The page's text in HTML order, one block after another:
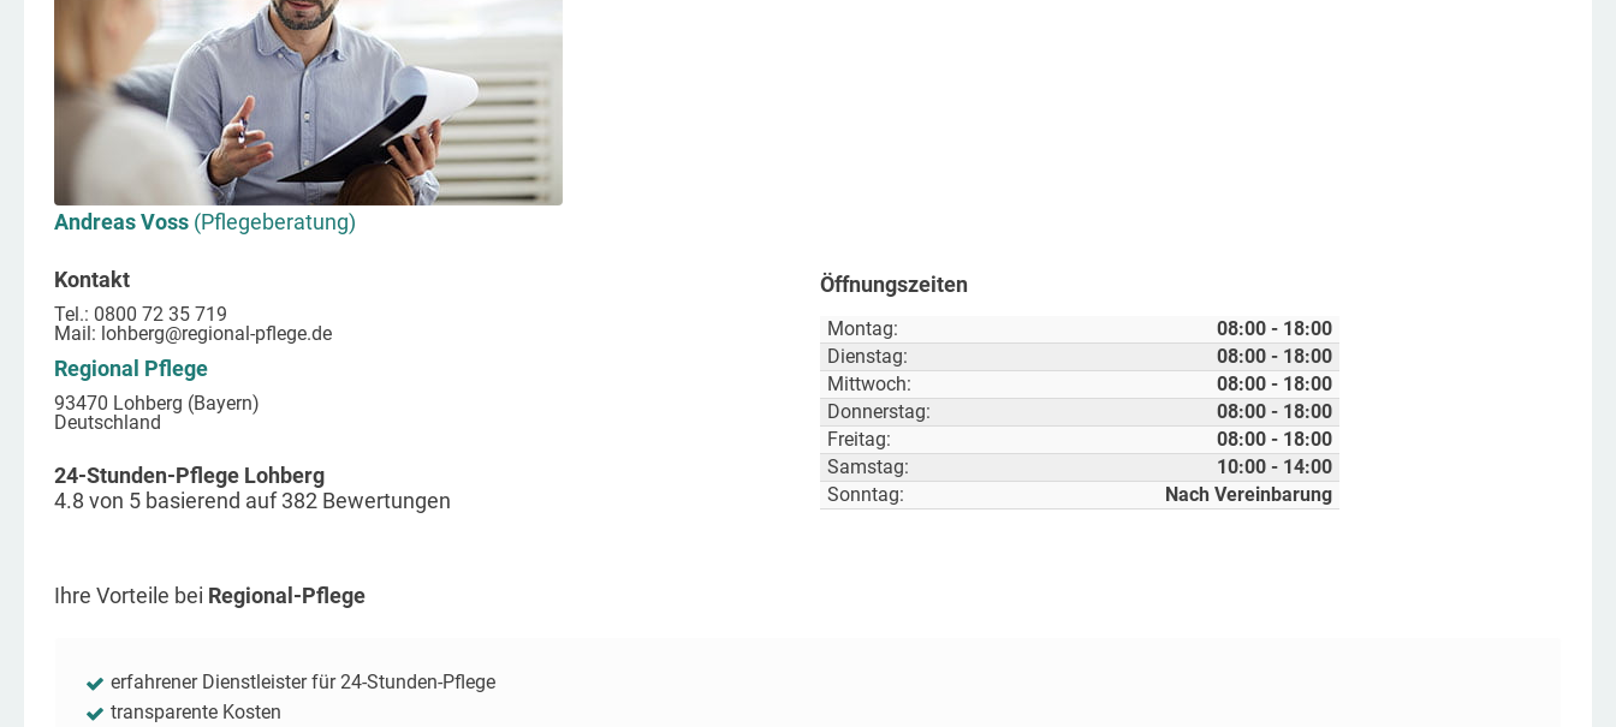
Andreas Voss (Pflegeberatung)
Kontakt
Tel.: 0800 72 35 719
Mail: lohberg@regional-pflege.de
Regional Pflege
93470 Lohberg (Bayern)
Deutschland
24-Stunden-Pflege Lohberg
4.8 von 5 basierend auf382 Bewertungen
Öffnungszeiten
Montag:
08:00 - 18:00
Dienstag:
08:00 - 18:00
Mittwoch:
08:00 - 18:00
Donnerstag:
08:00 - 18:00
Freitag:
08:00 - 18:00
Samstag:
10:00 - 14:00
Sonntag:
Nach Vereinbarung
Ihre Vorteile bei Regional-Pflege
erfahrener Dienstleister für 24-Stunden-Pflege
transparente Kosten